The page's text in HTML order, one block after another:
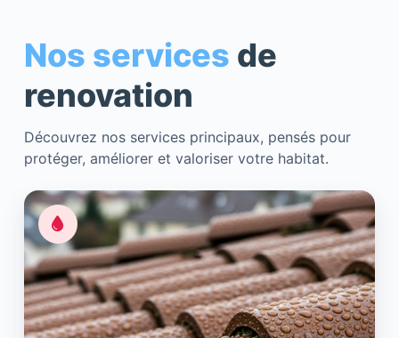
Nos services de
renovation
Découvrez nos services principaux, pensés pour
protéger, améliorer et valoriser votre habitat.